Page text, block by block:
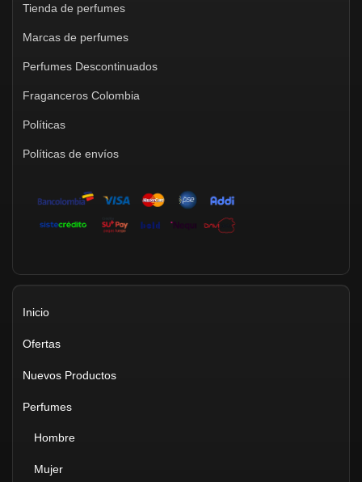
Tienda de perfumes
Marcas de perfumes
Perfumes Descontinuados
Fraganceros Colombia
Políticas
Políticas de envíos
Inicio
Ofertas
Nuevos Productos
Perfumes
Hombre
Mujer